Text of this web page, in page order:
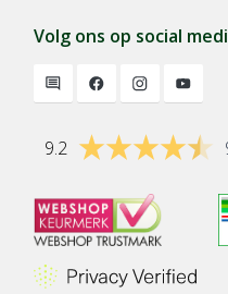
Volg ons op social
9.2